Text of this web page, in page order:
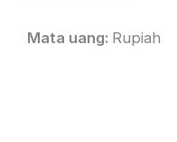
Mata uang: Rupiah